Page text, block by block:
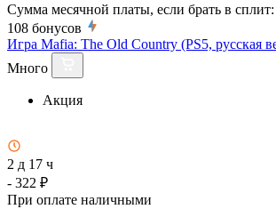
Сумма месячной платы, если брать в сплит:
108 бонусов
Игра Mafia: The Old Country (PS5, русская
Много
Акция
2 д 17 ч
- 322 ₽
При оплате наличными